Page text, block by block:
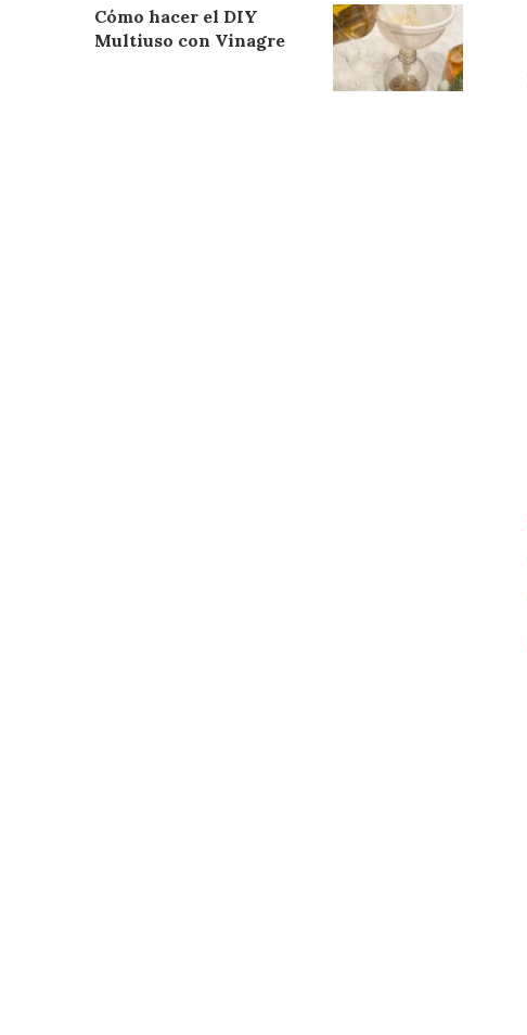
Cómo hacer el DIY
Multiuso con Vinagre